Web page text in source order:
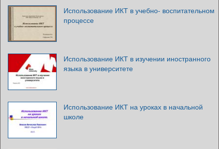
Использование ИКТ в учебно- воспитательном
процессе
Использование ИКТ в изучении иностранного
языка в университете
Использование ИКТ на уроках в начальной
школе